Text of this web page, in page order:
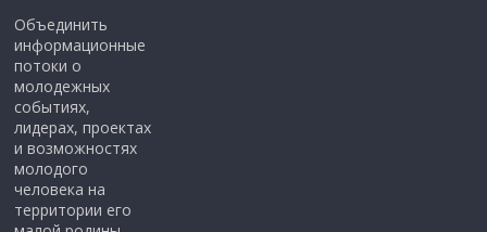
Объединить
информационные
потоки о
молодежных
событиях,
лидерах, проектах
и возможностях
молодого
человека на
территории его